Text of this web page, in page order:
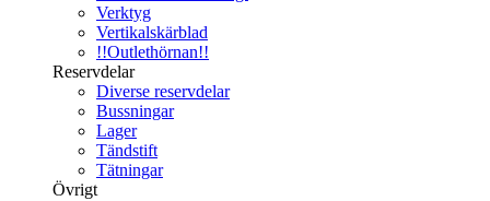
Verktyg
Vertikalskärblad
!!Outlethörnan!!
Reservdelar
Diverse reservdelar
Bussningar
Lager
Tändstift
Tätningar
Övrigt